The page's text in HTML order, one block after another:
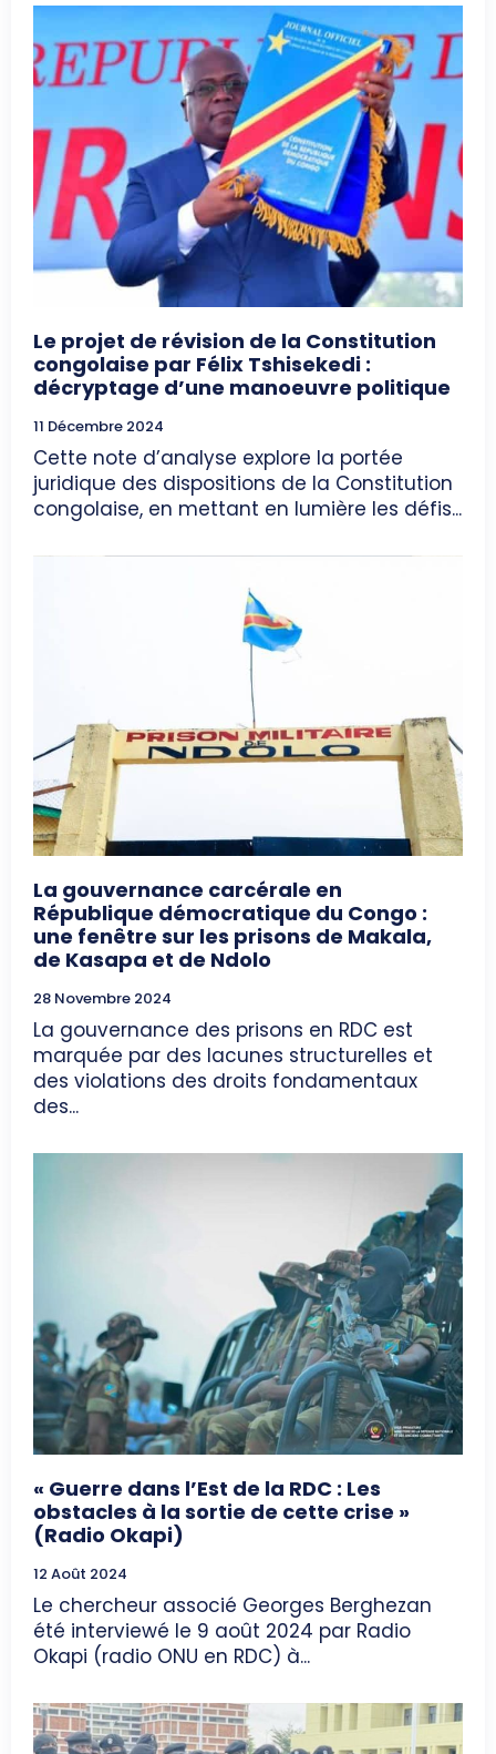
Le projet de révision de la Constitution
congolaise par Félix Tshisekedi :
décryptage d’une manoeuvre politique
11 Décembre 2024
Cette note d’analyse explore la portée
juridique des dispositions de la Constitution
congolaise, en mettant en lumière les défis...
La gouvernance carcérale en
République démocratique du Congo :
une fenêtre sur les prisons de Makala,
de Kasapa et de Ndolo
28 Novembre 2024
La gouvernance des prisons en RDC est
marquée par des lacunes structurelles et
des violations des droits fondamentaux
des...
« Guerre dans l’Est de la RDC : Les
obstacles à la sortie de cette crise »
(Radio Okapi)
12 Août 2024
Le chercheur associé Georges Berghezan
été interviewé le 9 août 2024 par Radio
Okapi (radio ONU en RDC) à...